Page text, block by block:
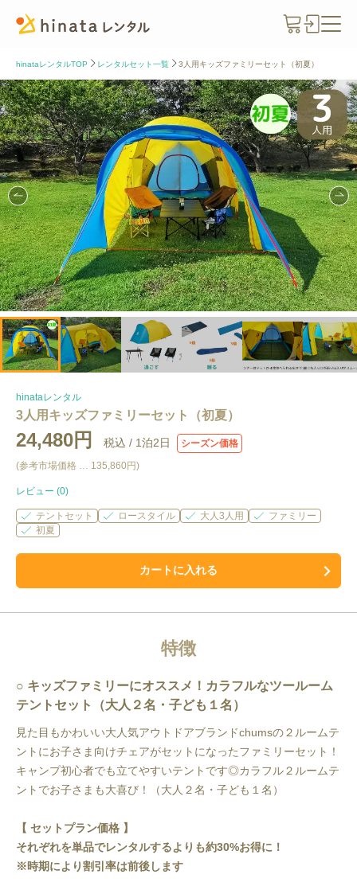
hinataレンタルTOP レンタルセット一覧 3人用キッズファミリーセット（初夏）
hinataレンタル
3人用キッズファミリーセット（初夏）
24,480円 税込 / 1泊2日
シーズン価格
(参考市場価格 … 135,860円)
レビュー (0)
テントセット ロースタイル 大人3人用
ファミリー
初夏
カートに入れる
特徴
キッズファミリーにオススメ！カラフルなツールーム
テントセット（大人２名・子ども１名）
見た目もかわいい大人気アウトドアブランドchumsの２ルームテ
ントにお子さま向けチェアがセットになったファミリーセット！
キャンプ初心者でも立てやすいテントです◎カラフル２ルームテ
ントでお子さまも大喜び！（大人２名・子ども１名）
【 セットプラン価格 】
それぞれを単品でレンタルするよりも約30%お得に！
﻿※時期により割引率は前後します